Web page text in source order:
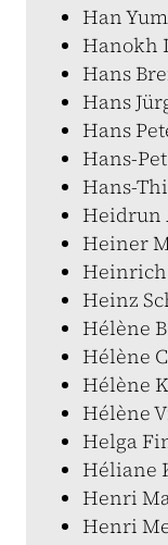
Han
Hanokh
Hans
Hans
Hans
Hans-
Hans-
Heidrun
Heiner
Heinrich
Heinz
Hélène
Hélène
Hélène
Hélène
Helga
Héliane
Henri
Henri